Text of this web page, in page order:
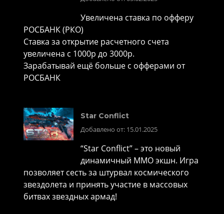
Увеличена ставка по офферу
РОСБАНК (РКО)
Ставка за открытие расчетного счета
увеличена с 1000р до 3000р.
Зарабатывай ещё больше с офферами от
РОСБАНК
Star Conflict
Добавлено от: 15.01.2025
“Star Conflict” – это новый
динамичный MMO экшн. Игра
позволяет сесть за штурвал космического
звездолета и принять участие в массовых
битвах звездных армад!